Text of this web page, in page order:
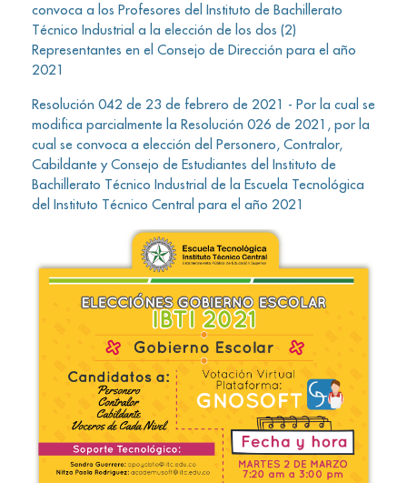
convoca a los Profesores del Instituto de Bachillerato
Técnico Industrial a la elección de los dos (2)
Representantes en el Consejo de Dirección para el año
2021
Resolución 042 de 23 de febrero de 2021 - Por la cual se
modifica parcialmente la Resolución 026 de 2021, por la
cual se convoca a elección del Personero, Contralor,
Cabildante y Consejo de Estudiantes del Instituto de
Bachillerato Técnico Industrial de la Escuela Tecnológica
del Instituto Técnico Central para el año 2021